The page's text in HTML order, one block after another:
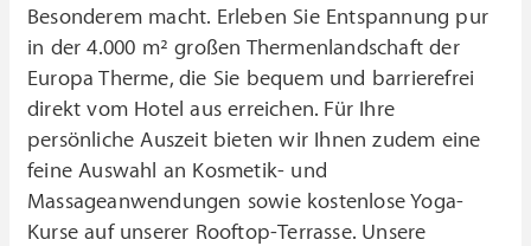
Besonderem macht. Erleben Sie Entspannung pur
in der 4.000 m² großen Thermenlandschaft der
Europa Therme, die Sie bequem und barrierefrei
direkt vom Hotel aus erreichen. Für Ihre
persönliche Auszeit bieten wir Ihnen zudem eine
feine Auswahl an Kosmetik- und
Massageanwendungen sowie kostenlose Yoga-
Kurse auf unserer Rooftop-Terrasse. Unsere